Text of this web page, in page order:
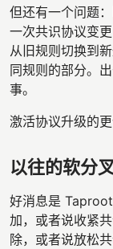
但还有一个问题
一次共识协议变
从旧规则切换到
同规则的部分。
事。
激活协议升级的
以往的软分
好消息是
加，或者说收紧
除，或者说放松